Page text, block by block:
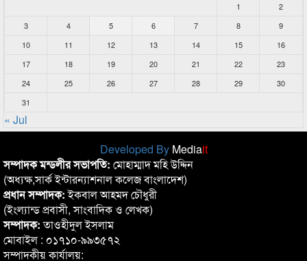
1
2
3
4 5 6 7 8
9
10
11 12 13 14 15
16
17
18 19 20 21 22
23
24
25 26 27 28 29
30
31
« Jul
Developed By Mediait
সম্পাদক মন্ডলীর সভাপতি: মোহাম্মাদ মহি উদ্দিন
(অধ্যক্ষ,সার্ক ইন্টারন্যাশনাল কলেজ বাংলাদেশ)
প্রধান সম্পাদক:ইকবাল আহমদ চৌধুরী
(ইংল্যান্ড প্রবাসী, সাংবাদিক ও লেখক)
সম্পাদক:তাওহীদুল ইসলাম
মোবাইল : ০১৭১০-৯৯৩৫৭২
সম্পাদকীয় কার্যালয়: